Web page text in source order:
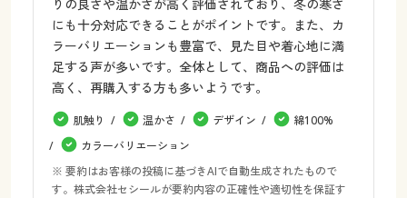
りの良さや温かさが高く評価されており、冬の寒さ
にも十分対応できることがポイントです。また、カ
ラーバリエーションも豊富で、見た目や着心地に満
足する声が多いです。全体として、商品への評価は
高く、再購入する方も多いようです。
肌触り 温かさ デザイン
綿100%
カラーバリエーション
※ 要約はお客様の投稿に基づきAIで自動生成されたもので
す。株式会社セシールが要約内容の正確性や適切性を保証す